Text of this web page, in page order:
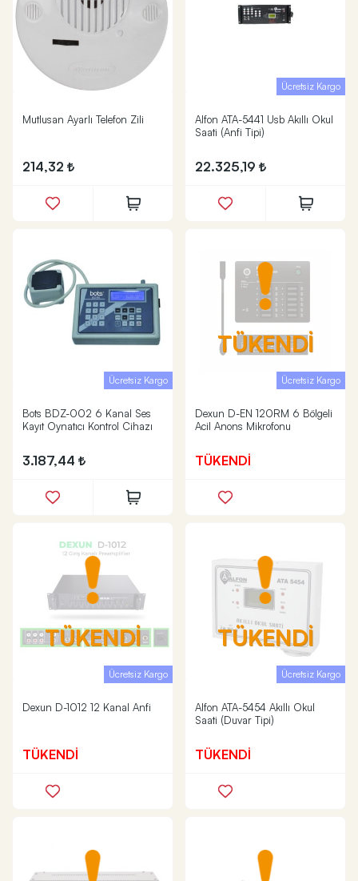
Mutlusan Ayarlı Telefon Zili
214,32
Ücretsiz Kargo
Alfon ATA-5441 Usb Akıllı Okul
Saati (Anfi Tipi)
22.325,19
Ücretsiz Kargo
Bots BDZ-002 6 Kanal Ses
Kayıt Oynatıcı Kontrol Cihazı
3.187,44
TÜKENDİ
Ücretsiz Kargo
Dexun D-EN 120RM 6 Bölgeli
Acil Anons Mikrofonu
TÜKENDİ
TÜKENDİ
Ücretsiz Kargo
Dexun D-1012 12 Kanal Anfi
TÜKENDİ
TÜKENDİ
Ücretsiz Kargo
Alfon ATA-5454 Akıllı Okul
Saati (Duvar Tipi)
TÜKENDİ